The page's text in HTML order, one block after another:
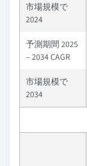
市場規模で
2024
予測期間 2025
– 2034 CAGR
市場規模で
2034